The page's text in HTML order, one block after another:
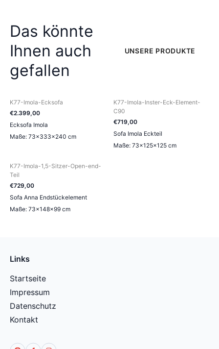
Das könnte
Ihnen auch
gefallen
UNSERE PRODUKTE
K77-Imola-Ecksofa
€2.399,00
Ecksofa Imola
Maße: 73×333×240 cm
K77-Imola-Inster-Eck-Element-
C90
€719,00
Sofa Imola Eckteil
Maße: 73×125×125 cm
K77-Imola-1,5-Sitzer-Open-end-
Teil
€729,00
Sofa Anna Endstückelement
Maße: 73×148×99 cm
Links
Startseite
Impressum
Datenschutz
Kontakt